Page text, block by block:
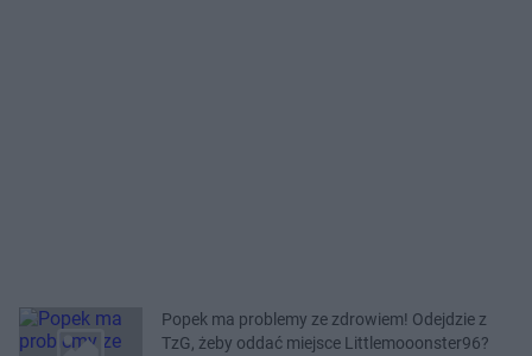
Popek ma problemy ze zdrowiem! Odejdzie z
TzG, żeby oddać miejsce Littlemooonster96?